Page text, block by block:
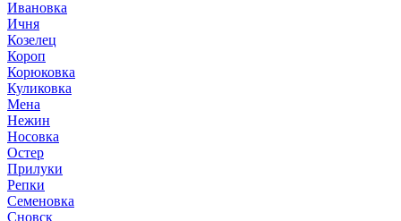
Ивановка
Ичня
Козелец
Короп
Корюковка
Куликовка
Мена
Нежин
Носовка
Остер
Прилуки
Репки
Семеновка
Сновск